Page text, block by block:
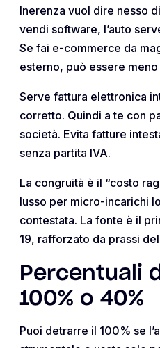
Inerenza vuol dire nesso
vendi software, l’auto
Se fai e-commerce da
esterno, può essere
Serve fattura elettronica
corretto. Quindi a te con
società. Evita fatture
senza partita IVA.
La congruità è il “costo
lusso per micro-incarichi
contestata. La fonte è il
19, rafforzato da prassi
Percentuali
100% o 40%
Puoi detrarre il 100% se